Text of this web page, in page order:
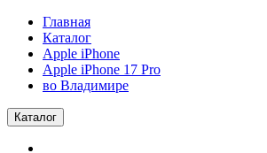
Главная
Каталог
Apple iPhone
Apple iPhone 17 Pro
во Владимире
Каталог